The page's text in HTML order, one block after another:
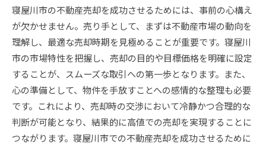
寝屋川市の不動産売却を成功させるためには、事前の心構え
が欠かせません。売り手として、まずは不動産市場の動向を
理解し、最適な売却時期を見極めることが重要です。寝屋川
市の市場特性を把握し、売却の目的や目標価格を明確に設定
することが、スムーズな取引への第一歩となります。また、
心の準備として、物件を手放すことへの感情的な整理も必要
です。これにより、売却時の交渉において冷静かつ合理的な
判断が可能となり、結果的に高値での売却を実現することに
つながります。寝屋川市での不動産売却を成功させるために